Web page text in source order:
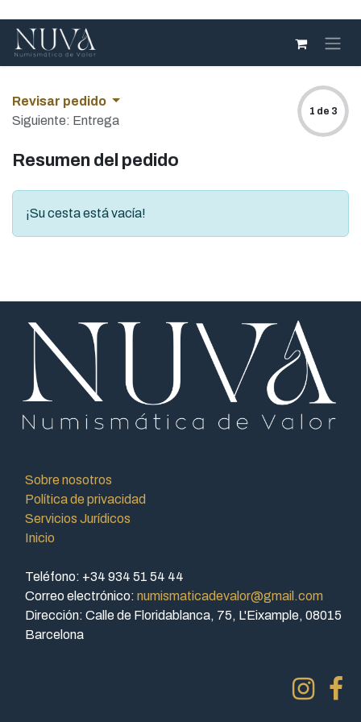
Ir al contenido
Revisar pedido
Siguiente: Entrega
1 de 3
Resumen del pedido
¡Su cesta está vacía!
Sobre nosotros
Política de privacidad
Servicios Jurídicos
Inicio
Teléfono: +34 934 51 54 44
Correo electrónico: numismaticadevalor@gmail.com
Dirección: Calle de Floridablanca, 75, L'Eixample, 08015
Barcelona